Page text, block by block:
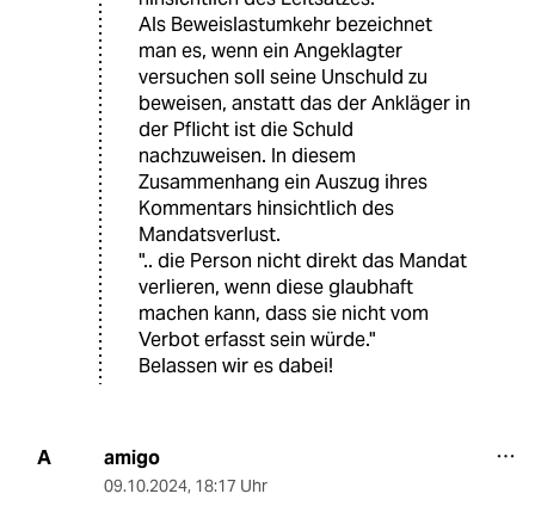
Als Beweislastumkehr bezeichnet
man es, wenn ein Angeklagter
versuchen soll seine Unschuld zu
beweisen, anstatt das der Ankläger in
der Pflicht ist die Schuld
nachzuweisen. In diesem
Zusammenhang ein Auszug ihres
Kommentars hinsichtlich des
Mandatsverlust.
".. die Person nicht direkt das Mandat
verlieren, wenn diese glaubhaft
machen kann, dass sie nicht vom
Verbot erfasst sein würde."
Belassen wir es dabei!
A amigo
09.10.2024, 18:17 Uhr